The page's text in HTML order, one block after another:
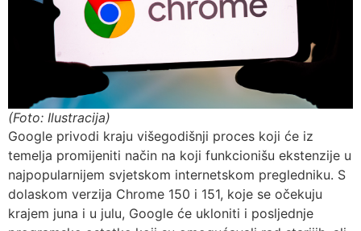
(Foto: Ilustracija)
Google privodi kraju višegodišnji proces koji će iz
temelja promijeniti način na koji funkcionišu ekstenzije u
najpopularnijem svjetskom internetskom pregledniku. S
dolaskom verzija Chrome 150 i 151, koje se očekuju
krajem juna i u julu, Google će ukloniti i posljednje